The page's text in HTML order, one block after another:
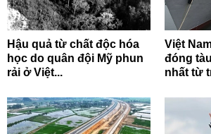
Hậu quả từ chất độc hóa
học do quân đội Mỹ phun
rải ở Việt...
Việt
đóng
nhất từ